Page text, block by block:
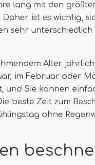
lang mit den
ist es wichtig,
sehr unterschiedlich
Alter
im Februar oder
und Sie können
beste Zeit zum
ohne